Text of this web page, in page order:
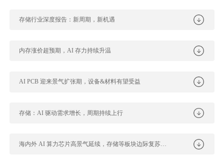
存储行业深度报告：新周期，新机遇
内存涨价超预期，AI 存力持续升温
AI PCB 迎来景气扩张期，设备&材料有望受益
存储：AI 驱动需求增长，周期持续上行